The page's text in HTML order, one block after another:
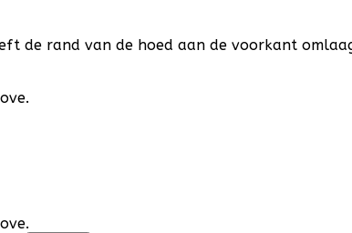
de rand van de hoed aan de voorkant